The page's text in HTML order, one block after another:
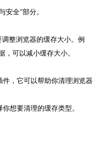
安全”部分。
整浏览器的缓存大小。例
，可以减小缓存大小。
件，它可以帮助你清理浏览器
想要清理的缓存类型。